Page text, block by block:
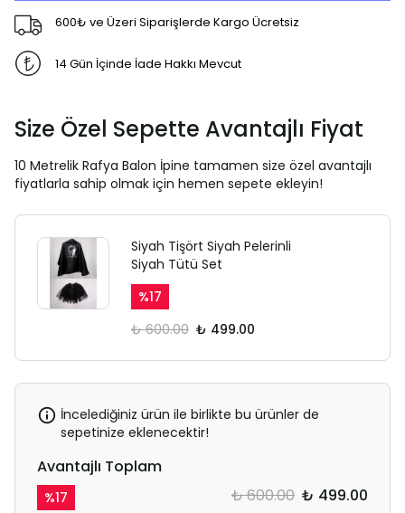
600₺ ve Üzeri Siparişlerde Kargo Ücretsiz
14 Gün İçinde İade Hakkı Mevcut
Size Özel Sepette Avantajlı Fiyat
10 Metrelik Rafya Balon İpine tamamen size özel avantajlı
fiyatlarla sahip olmak için hemen sepete ekleyin!
Siyah Tişört Siyah Pelerinli
Siyah Tütü Set
%17
₺ 600.00 ₺ 499.00
İncelediğiniz ürün ile birlikte bu ürünler de
sepetinize eklenecektir!
Avantajlı Toplam
%17 ₺ 600.00 ₺ 499.00